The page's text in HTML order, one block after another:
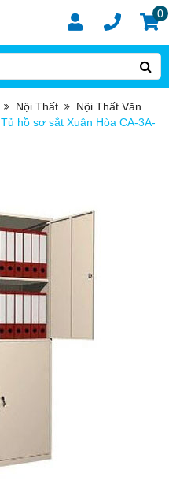
0
Nội Thất
Nội Thất Văn
Tủ hồ sơ sắt Xuân Hòa CA-3A-